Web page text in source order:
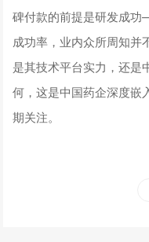
碑付款的前提是研发成
成功率，业内众所周知并
是其技术平台实力，还是
何，这是中国药企深度嵌
期关注。